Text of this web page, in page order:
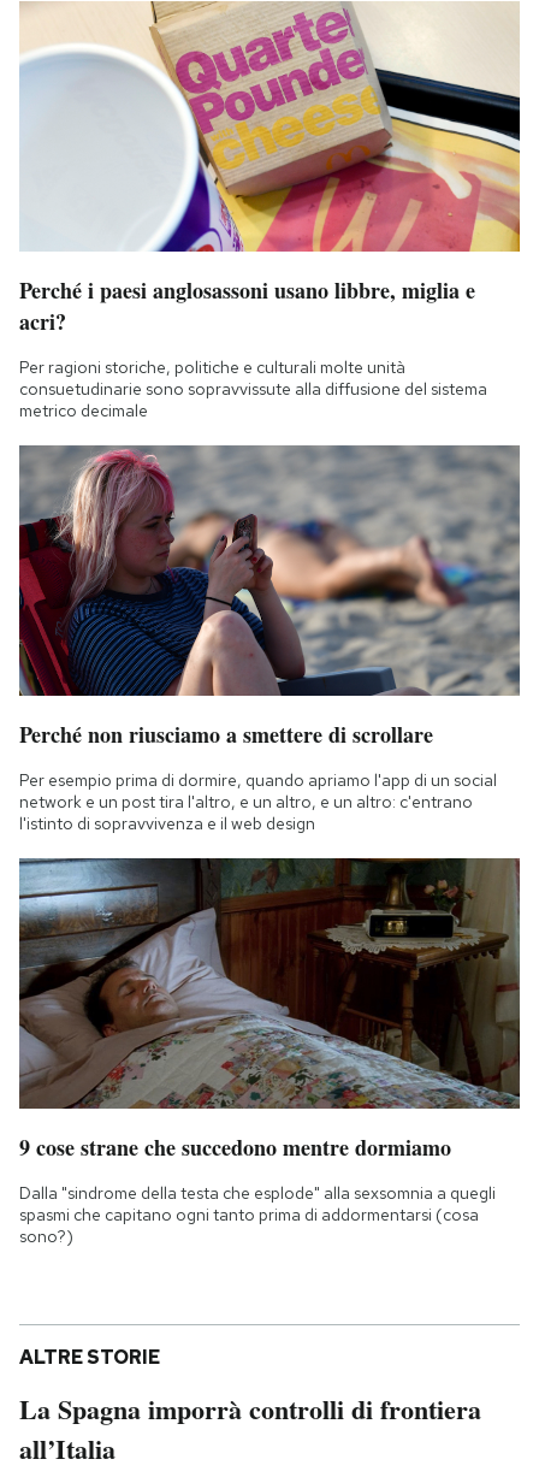
Perché i paesi anglosassoni usano libbre, miglia e
acri?
Per ragioni storiche, politiche e culturali molte unità
consuetudinarie sono sopravvissute alla diffusione del sistema
metrico decimale
Perché non riusciamo a smettere di scrollare
Per esempio prima di dormire, quando apriamo l'app di un social
network e un post tira l'altro, e un altro, e un altro: c'entrano
l'istinto di sopravvivenza e il web design
9 cose strane che succedono mentre dormiamo
Dalla "sindrome della testa che esplode" alla sexsomnia a quegli
spasmi che capitano ogni tanto prima di addormentarsi (cosa
sono?)
ALTRE STORIE
La Spagna imporrà controlli di frontiera
all’Italia